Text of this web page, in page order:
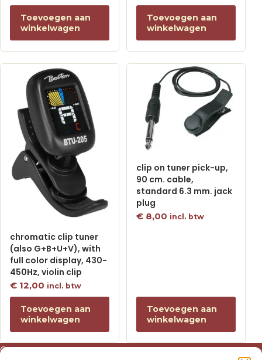
Toevoegen aan
winkelwagen
Toevoegen aan
winkelwagen
chromatic clip tuner
(also G+B+U+V), with
full color display, 430-
450Hz, violin clip
€ 12,00 incl. btw
Toevoegen aan
winkelwagen
clip on tuner pick-up,
90 cm. cable,
standard 6.3 mm. jack
plug
€ 8,00 incl. btw
Toevoegen aan
winkelwagen
Over ons